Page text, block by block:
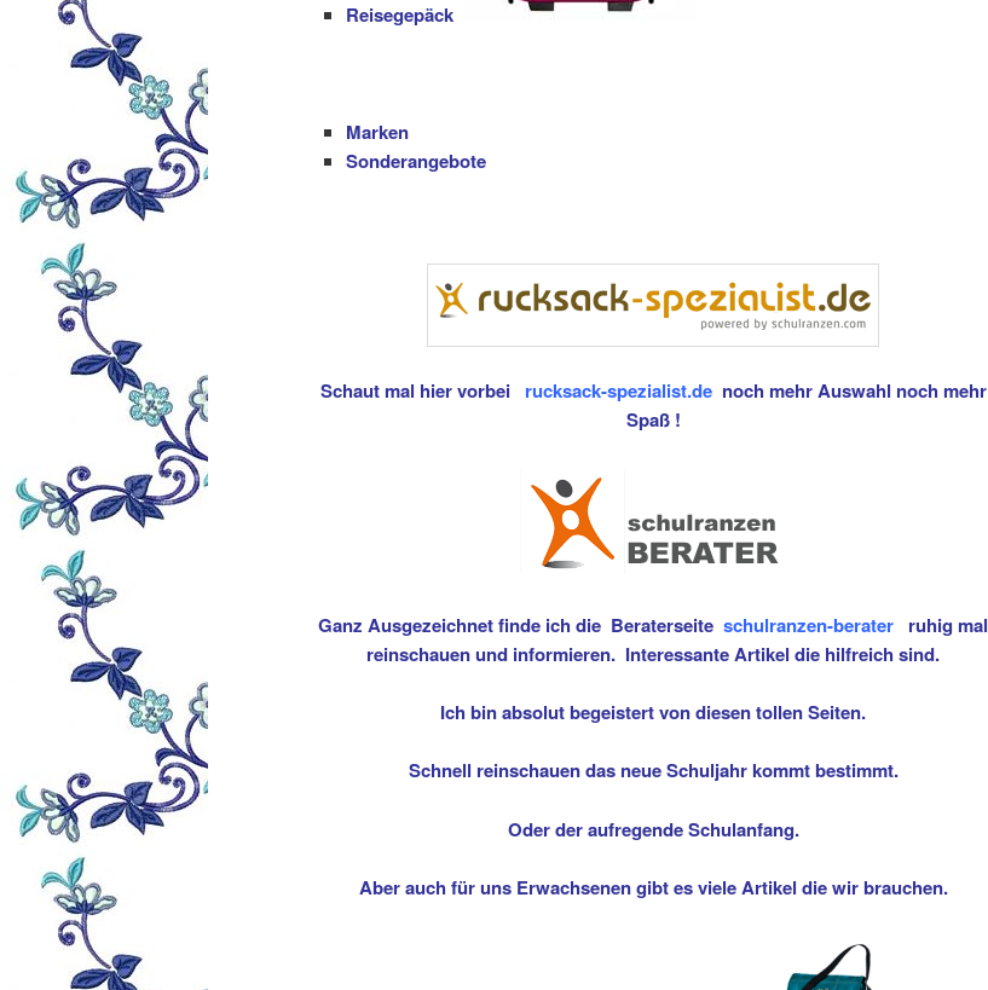
Reisegepäck
Marken
Sonderangebote
Schaut mal hier vorbei rucksack-spezialist.denoch mehr Auswahl noch mehr
Spaß !
Ganz Ausgezeichnet finde ich die Beraterseite schulranzen-berater ruhig mal
reinschauen und informieren. Interessante Artikel die hilfreich sind.
Ich bin absolut begeistert von diesen tollen Seiten.
Schnell reinschauen das neue Schuljahr kommt bestimmt.
Oder der aufregende Schulanfang.
Aber auch für uns Erwachsenen gibt es viele Artikel die wir brauchen.